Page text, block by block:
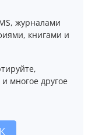
журналами
книгами и
многое другое